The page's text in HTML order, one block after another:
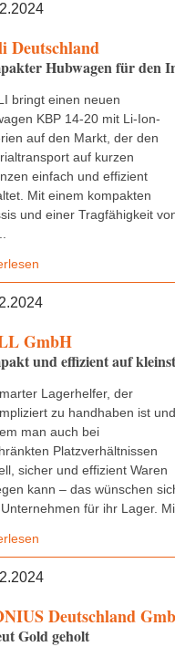
Deutschland
Hubwagen für den
bringt einen neuen
KBP 14-20 mit Li-Ion-
auf den Markt, der den
auf kurzen
einfach und effizient
Mit einem kompakten
und einer Tragfähigkeit
GmbH
und effizient auf
Lagerhelfer, der
zu handhaben ist und
man auch bei
Platzverhältnissen
sicher und effizient Waren
kann – das wünschen
für ihr Lager.
Deutschland
Gold geholt